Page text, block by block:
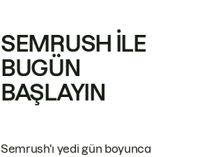
SEMRUSH ILE
BUGÜN
BAŞLAYIN
Semrush'ı yedi gün boyunca